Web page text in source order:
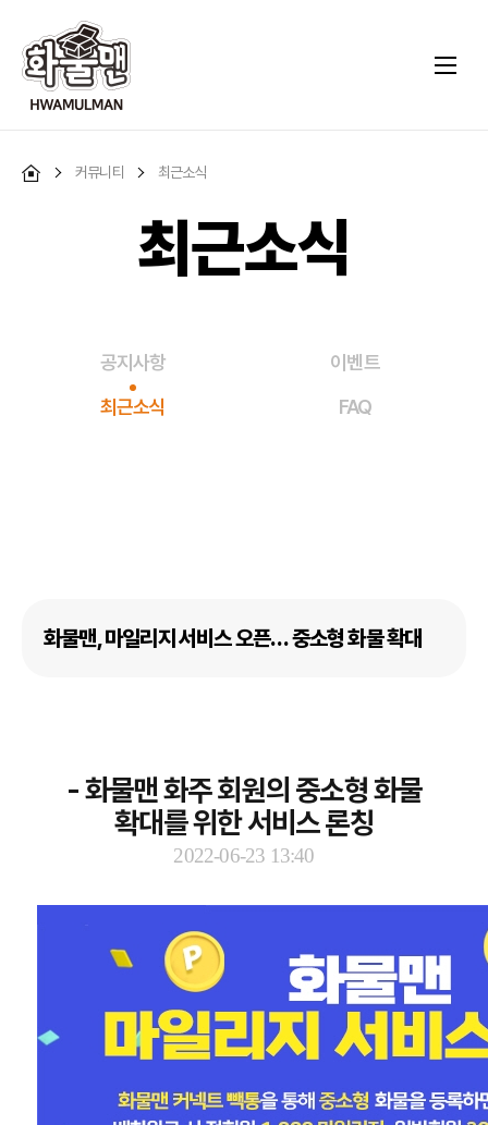
커뮤니티 최근소식
최근소식
공지사항
이벤트
최근소식
FAQ
화물맨, 마일리지 서비스 오픈… 중소형 화물 확대
- 화물맨 화주 회원의 중소형 화물
확대를 위한 서비스 론칭
2022-06-23 13:40